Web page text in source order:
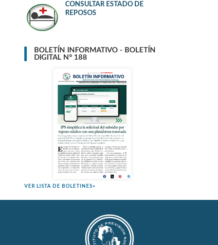
CONSULTAR ESTADO DE
REPOSOS
BOLETÍN INFORMATIVO - BOLETÍN
DIGITAL N° 188
VER LISTA DE BOLETINES>